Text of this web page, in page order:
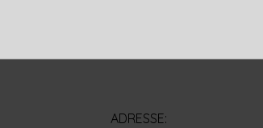
ADRESSE: